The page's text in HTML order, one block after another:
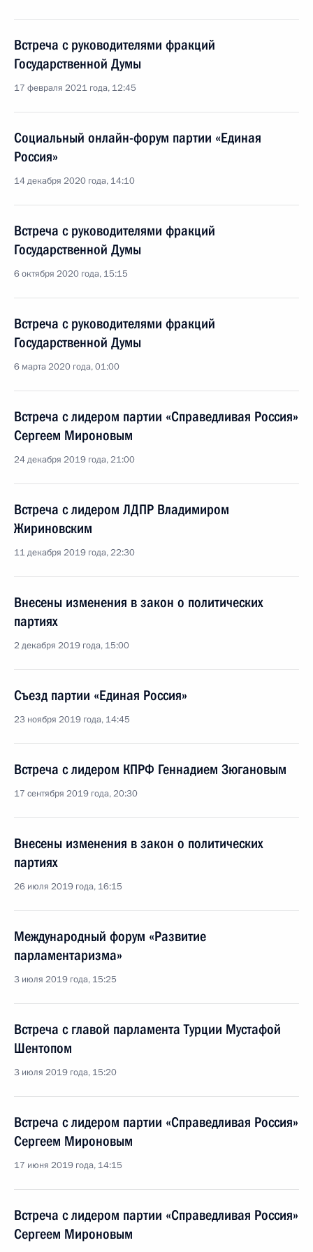
Встреча с руководителями фракций
Государственной Думы
17 февраля 2021 года, 12:45
Социальный онлайн-форум партии «Единая
Россия»
14 декабря 2020 года, 14:10
Встреча с руководителями фракций
Государственной Думы
6 октября 2020 года, 15:15
Встреча с руководителями фракций
Государственной Думы
6 марта 2020 года, 01:00
Встреча с лидером партии «Справедливая Россия»
Сергеем Мироновым
24 декабря 2019 года, 21:00
Встреча с лидером ЛДПР Владимиром
Жириновским
11 декабря 2019 года, 22:30
Внесены изменения в закон о политических
партиях
2 декабря 2019 года, 15:00
Съезд партии «Единая Россия»
23 ноября 2019 года, 14:45
Встреча с лидером КПРФ Геннадием Зюгановым
17 сентября 2019 года, 20:30
Внесены изменения в закон о политических
партиях
26 июля 2019 года, 16:15
Международный форум «Развитие
парламентаризма»
3 июля 2019 года, 15:25
Встреча с главой парламента Турции Мустафой
Шентопом
3 июля 2019 года, 15:20
Встреча с лидером партии «Справедливая Россия»
Сергеем Мироновым
17 июня 2019 года, 14:15
Встреча с лидером партии «Справедливая Россия»
Сергеем Мироновым